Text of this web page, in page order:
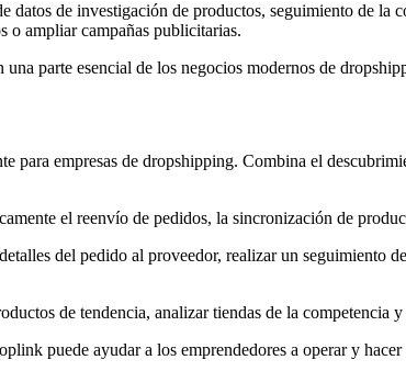
de investigación de productos, seguimiento de la
o ampliar campañas publicitarias.
parte esencial de los negocios modernos de
para empresas de dropshipping. Combina el
el reenvío de pedidos, la sincronización de
del pedido al proveedor, realizar un
de tendencia, analizar tiendas de la competencia
puede ayudar a los emprendedores a operar y